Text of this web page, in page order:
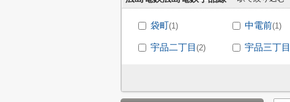
袋町(1) 中電前(1)
宇品二丁目 (2) 宇品三丁目